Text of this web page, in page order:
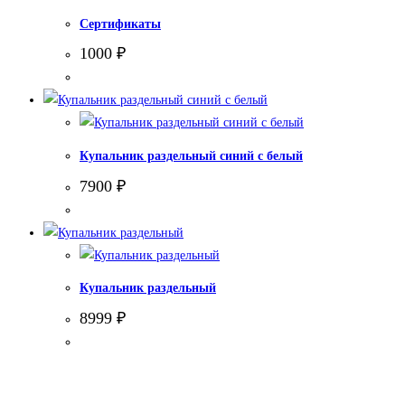
Сертификаты
1000 ₽
Купальник раздельный синий с белый
7900 ₽
Купальник раздельный
8999 ₽